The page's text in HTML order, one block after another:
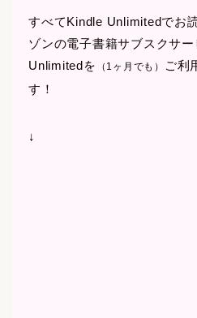
すべてKindle Unlimitedでお
ゾンの電子書籍サブスクサ
Unlimitedを
（1ヶ月でも）
ご利
す！
↓